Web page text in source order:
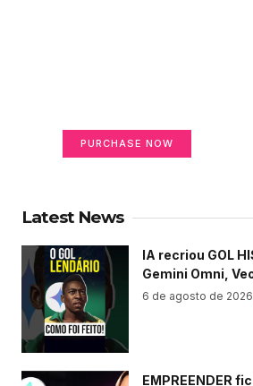
PURCHASE NOW
Latest News
IA recriou GOL
Gemini Omni,
6 de agosto de 2026
EMPREENDER